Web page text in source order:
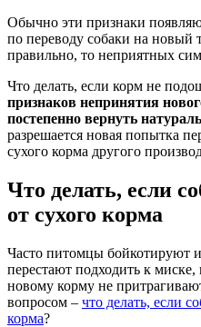
Обычно эти признаки
по переводу собаки на новый
правильно, то неприятных
Что делать, если корм не
признаков непринятия
постепенно вернуть
разрешается новая попытка
сухого корма другого
Что делать, если
от сухого корма
Часто питомцы бойкотируют
перестают подходить к
новому корму не
вопросом – что делать, если
корма?